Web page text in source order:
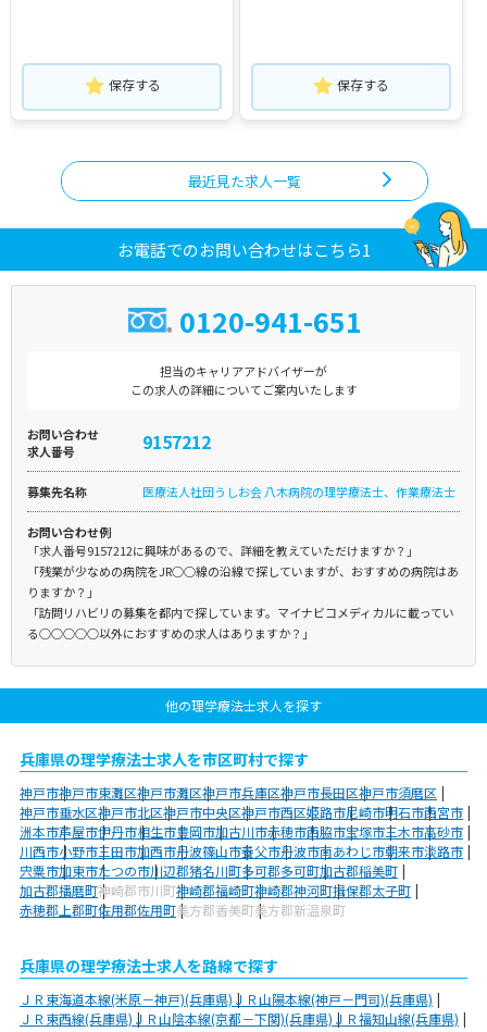
保存する 保存する
最近見た求人一覧
お電話でのお問い合わせはこちら1
0120-941-651
担当のキャリアアドバイザーが
この求人の詳細についてご案内いたします
お問い合わせ
求人番号
9157212
募集先名称 医療法人社団うしお会 八木病院の理学療法士、作業療法士
お問い合わせ例
「求人番号9157212に興味があるので、詳細を教えていただけますか？」
「残業が少なめの病院をJR○○線の沿線で探していますが、おすすめの病院はあ
りますか？」
「訪問リハビリの募集を都内で探しています。マイナビコメディカルに載ってい
る○○○○○以外におすすめの求人はありますか？」
他の理学療法士求人を探す
兵庫県の理学療法士求人を市区町村で探す
神戸市神戸市東灘区神戸市灘区神戸市兵庫区神戸市長田区神戸市須磨区
神戸市垂水区神戸市北区神戸市中央区神戸市西区姫路市尼崎市明石市西宮市
洲本市芦屋市伊丹市相生市豊岡市加古川市赤穂市西脇市宝塚市三木市高砂市
川西市小野市三田市加西市丹波篠山市養父市丹波市南あわじ市朝来市淡路市
宍粟市加東市たつの市川辺郡猪名川町多可郡多可町加古郡稲美町
加古郡播磨町神崎郡市川町神崎郡福崎町神崎郡神河町揖保郡太子町
赤穂郡上郡町佐用郡佐用町美方郡香美町美方郡新温泉町
兵庫県の理学療法士求人を路線で探す
ＪＲ東海道本線(米原－神戸)(兵庫県)ＪＲ山陽本線(神戸－門司)(兵庫県)
ＪＲ東西線(兵庫県)ＪＲ山陰本線(京都－下関)(兵庫県)ＪＲ福知山線(兵庫県)